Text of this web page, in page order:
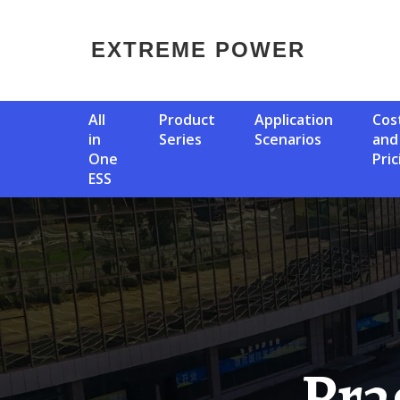
EXTREME POWER
All
in
One
ESS
Product
Series
Application
Scenarios
Cost
and